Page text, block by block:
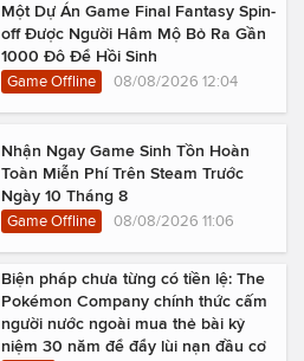
Một Dự Án Game Final Fantasy Spin-
off Được Người Hâm Mộ Bỏ Ra Gần
1000 Đô Để Hồi Sinh
Game Offline 08/08/2026 12:04
Nhận Ngay Game Sinh Tồn Hoàn
Toàn Miễn Phí Trên Steam Trước
Ngày 10 Tháng 8
Game Offline 08/08/2026 11:06
Biện pháp chưa từng có tiền lệ: The
Pokémon Company chính thức cấm
người nước ngoài mua thẻ bài kỷ
niệm 30 năm để đẩy lùi nạn đầu cơ